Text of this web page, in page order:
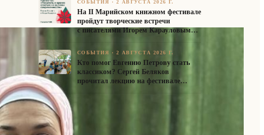
СОБЫТИЯ ·2 АВГУСТА 2026 Г.
На II Марийском книжном фестивале
пройдут творческие встречи
с писателями Игорем Карауловым
СОБЫТИЯ ·2 АВГУСТА 2026 Г.
Кто помог Евгению Петрову стать
классиком? Сергей Беляков
прочитал лекцию на фестивале